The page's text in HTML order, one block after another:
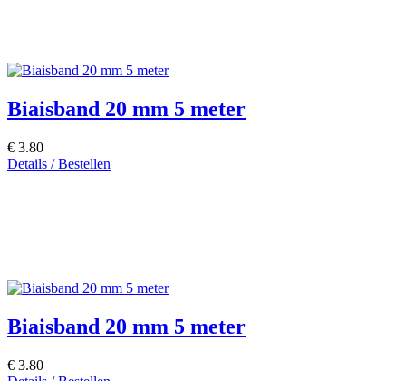
Biaisband 20 mm 5 meter
€ 3.80
Details / Bestellen
Biaisband 20 mm 5 meter
€ 3.80